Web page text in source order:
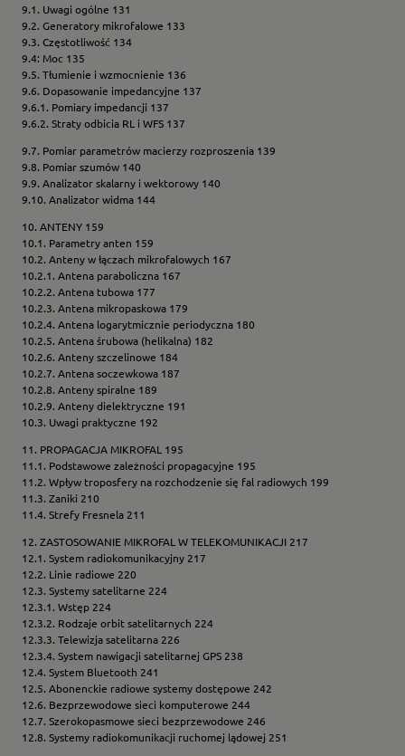
9.1. Uwagi ogólne 131
9.2. Generatory mikrofalowe 133
9.3. Częstotliwość 134
9.4: Moc 135
9.5. Tłumienie i wzmocnienie 136
9.6. Dopasowanie impedancyjne 137
9.6.1. Pomiary impedancji 137
9.6.2. Straty odbicia RL i WFS 137
9.7. Pomiar parametrów macierzy rozproszenia 139
9.8. Pomiar szumów 140
9.9. Analizator skalarny i wektorowy 140
9.10. Analizator widma 144
10. ANTENY 159
10.1. Parametry anten 159
10.2. Anteny w łączach mikrofalowych 167
10.2.1. Antena paraboliczna 167
10.2.2. Antena tubowa 177
10.2.3. Antena mikropaskowa 179
10.2.4. Antena logarytmicznie periodyczna 180
10.2.5. Antena śrubowa (helikalna) 182
10.2.6. Anteny szczelinowe 184
10.2.7. Antena soczewkowa 187
10.2.8. Anteny spiralne 189
10.2.9. Anteny dielektryczne 191
10.3. Uwagi praktyczne 192
11. PROPAGACJA MIKROFAL 195
11.1. Podstawowe zależności propagacyjne 195
11.2. Wpływ troposfery na rozchodzenie się fal radiowych 199
11.3. Zaniki 210
11.4. Strefy Fresnela 211
12. ZASTOSOWANIE MIKROFAL W TELEKOMUNIKACJI 217
12.1. System radiokomunikacyjny 217
12.2. Linie radiowe 220
12.3. Systemy satelitarne 224
12.3.1. Wstęp 224
12.3.2. Rodzaje orbit satelitarnych 224
12.3.3. Telewizja satelitarna 226
12.3.4. System nawigacji satelitarnej GPS 238
12.4. System Bluetooth 241
12.5. Abonenckie radiowe systemy dostępowe 242
12.6. Bezprzewodowe sieci komputerowe 244
12.7. Szerokopasmowe sieci bezprzewodowe 246
12.8. Systemy radiokomunikacji ruchomej lądowej 251